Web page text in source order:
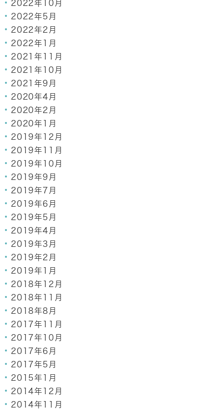
2022年10月
2022年5月
2022年2月
2022年1月
2021年11月
2021年10月
2021年9月
2020年4月
2020年2月
2020年1月
2019年12月
2019年11月
2019年10月
2019年9月
2019年7月
2019年6月
2019年5月
2019年4月
2019年3月
2019年2月
2019年1月
2018年12月
2018年11月
2018年8月
2017年11月
2017年10月
2017年6月
2017年5月
2015年1月
2014年12月
2014年11月